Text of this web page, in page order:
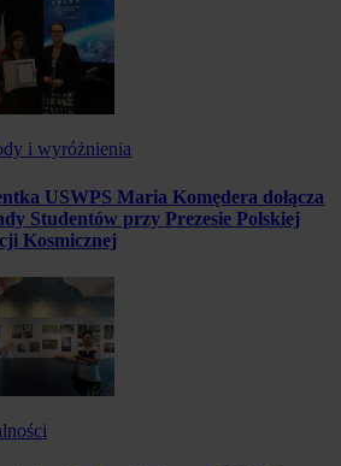
i wyróżnienia
USWPS Maria Komędera dołącza
Studentów przy Prezesie Polskiej
Kosmicznej